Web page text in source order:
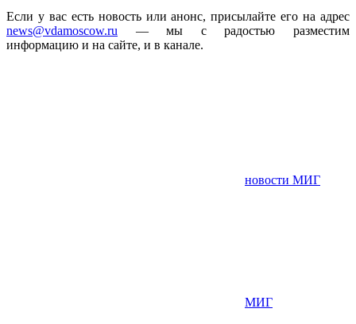
Если у вас есть новость или анонс, присылайте его на адрес
news@vdamoscow.ru — мы с радостью разместим
информацию и на сайте, и в канале.
новости МИГ
МИГ